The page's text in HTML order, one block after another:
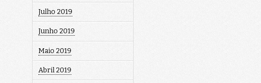
Julho 2019
Junho 2019
Maio 2019
Abril 2019